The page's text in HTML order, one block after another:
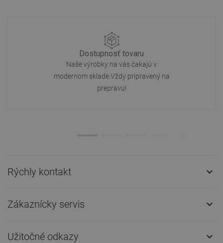
Dostupnosť tovaru
Naše výrobky na vás čakajú v
modernom sklade.Vždy pripravený na
prepravu!
Rýchly kontakt 
Zákaznícky servis 
Užitočné odkazy 